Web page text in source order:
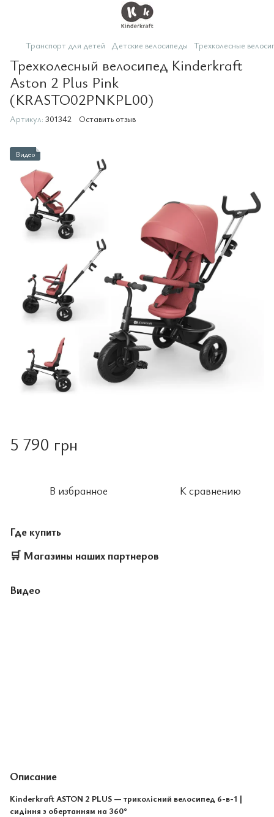
Транспорт для детей Детские велосипеды Трехколесные
Трехколесный велосипед Kinderkraft
Aston 2 Plus Pink
(KRASTO02PNKPL00)
Артикул: 301342 Оставить отзыв
Видео
5 790 грн
В избранное К сравнению
Где купить
🛒 Магазины наших партнеров
Видео
Описание
Kinderkraft ASTON 2 PLUS — триколісний велосипед 6-в-1 |
сидіння з обертанням на 360°